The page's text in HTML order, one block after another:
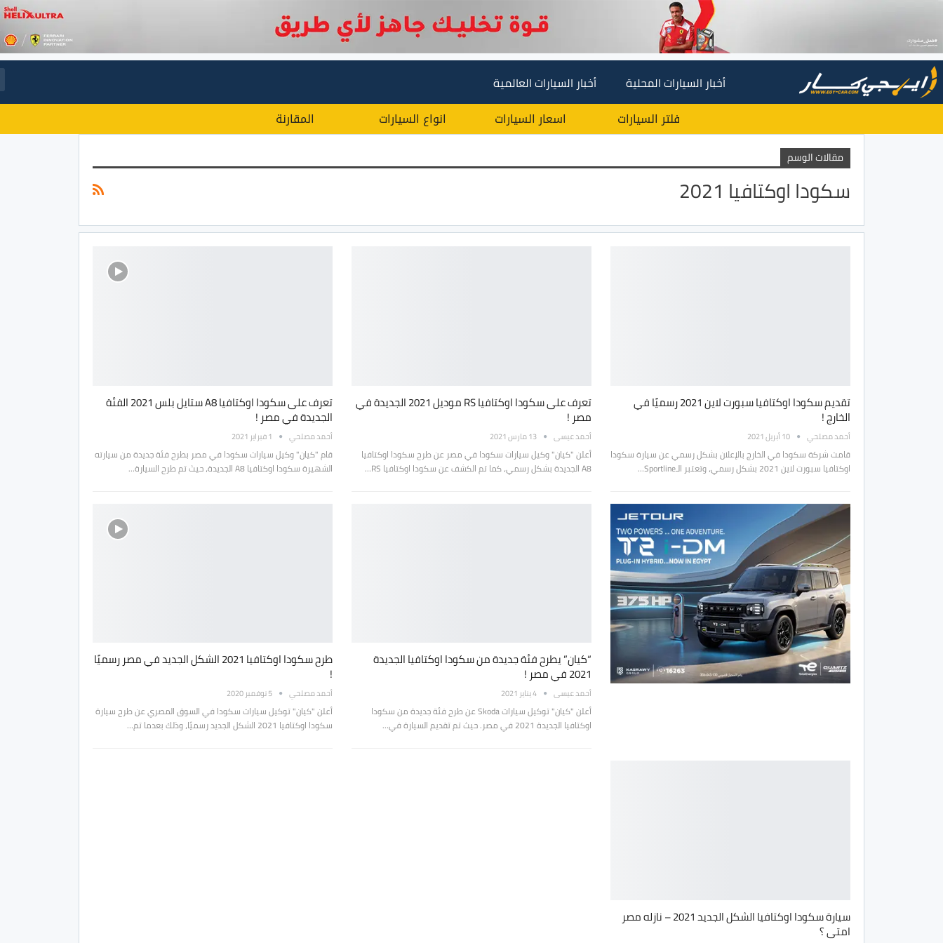
أخبار السيارات المحلية أخبار السيارات العالمية
فلتر السيارات اسعار السيارات انواع السيارات المقارنة
مقالات الوسم
سكودا اوكتافيا 2021
تقديم سكودا اوكتافيا سبورت لاين 2021 رسميًا في
الخارج !
أحمد مصلحي 10 أبريل 2021
قامت شركة سكودا في الخارج بالإعلان بشكل رسمي عن سيارة سكودا
اوكتافيا سبورت لاين 2021 بشكل رسمي، وتعتبر الـSportline…
تعرف على سكودا اوكتافيا RS موديل 2021 الجديدة في
مصر !
أحمد عيسى 13 مارس 2021
أعلن "كيان" وكيل سيارات سكودا في مصر عن طرح سكودا اوكتافيا
A8 الجديدة بشكل رسمي، كما تم الكشف عن سكودا اوكتافيا RS…
تعرف على سكودا اوكتافيا A8 ستايل بلس 2021 الفئة
الجديدة في مصر !
أحمد مصلحي 1 فبراير 2021
قام "كيان" وكيل سيارات سكودا في مصر بطرح فئة جديدة من سيارته
الشهيرة سكودا اوكتافيا A8 الجديدة، حيث تم طرح السيارة…
“كيان” يطرح فئة جديدة من سكودا اوكتافيا الجديدة
2021 في مصر !
أحمد عيسى 4 يناير 2021
أعلن "كيان" توكيل سيارات Skoda عن طرح فئة جديدة من سكودا
اوكتافيا الجديدة 2021 في مصر. حيث تم تقديم السيارة في…
طرح سكودا اوكتافيا 2021 الشكل الجديد في مصر رسميًا
!
أحمد مصلحي 5 نوفمبر 2020
أعلن "كيان" توكيل سيارات سكودا في السوق المصري عن طرح سيارة
سكودا اوكتافيا 2021 الشكل الجديد رسميًا، وذلك بعدما تم…
سيارة سكودا اوكتافيا الشكل الجديد 2021 – نازله مصر
امتى ؟